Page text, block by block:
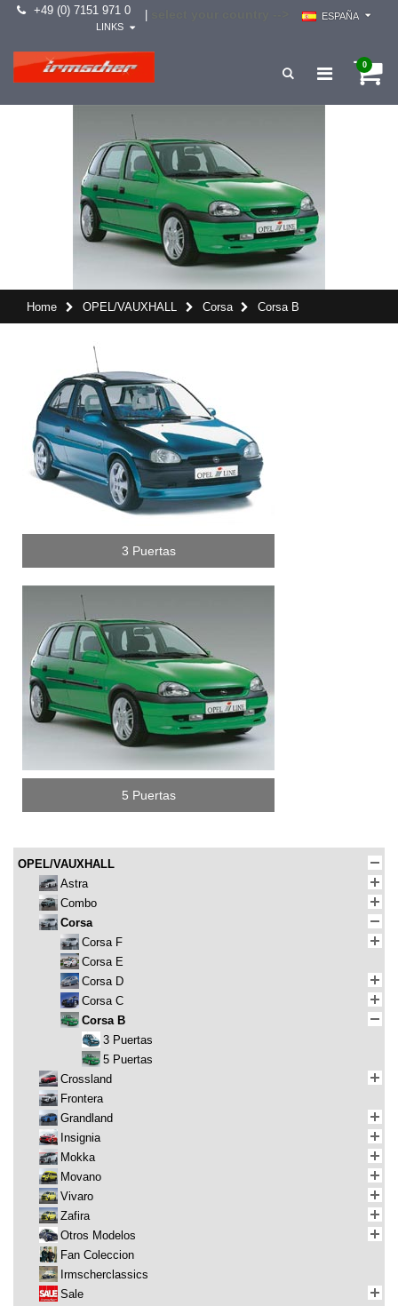
+49 (0) 7151 971 0
ESPAÑA
LINKS
0
Home OPEL/VAUXHALL Corsa Corsa B
3 Puertas
5 Puertas
OPEL/VAUXHALL
Astra
Combo
Corsa
Corsa F
Corsa E
Corsa D
Corsa C
Corsa B
3 Puertas
5 Puertas
Crossland
Frontera
Grandland
Insignia
Mokka
Movano
Vivaro
Zafira
Otros Modelos
Fan Coleccion
Irmscherclassics
Sale